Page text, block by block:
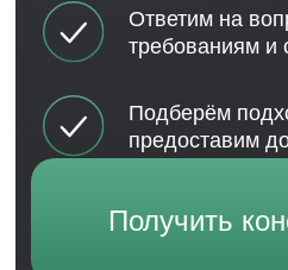
Регистрация Ломбарда
Регистрация КПК
Регистрация ООО или ИП
Сопровождение МФО